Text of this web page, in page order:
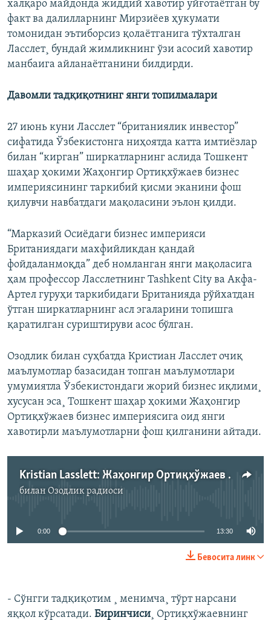
халқаро майдонда жиддий хавотир уйғотаëтган бу
факт ва далилларнинг Мирзиëев ҳукумати
томонидан эътиборсиз қолаëтганига тўхталган
Ласслет¸ бундай жимликнинг ўзи асосий хавотир
манбаига айланаëтганини билдирди.
Давомли тадқиқотнинг янги топилмалари
27 июнь куни Ласслет “британиялик инвестор”
сифатида Ўзбекистонга ниҳоятда катта имтиëзлар
билан “кирган” ширкатларнинг аслида Тошкент
шаҳар ҳокими Жаҳонгир Ортиқхўжаев бизнес
империясининг таркибий қисми эканини фош
қилувчи навбатдаги мақоласини эълон қилди.
“Марказий Осиëдаги бизнес империяси
Британиядаги махфийликдан қандай
фойдаланмоқда” деб номланган янги мақоласига
ҳам профессор Ласслетнинг Tashkent City ва Акфа-
Артел гуруҳи таркибидаги Британияда рўйхатдан
ўтган ширкатларнинг асл эгаларини топишга
қаратилган суриштируви асос бўлган.
Озодлик билан суҳбатда Кристиан Ласслет очиқ
маълумотлар базасидан топган маълумотлари
умумиятла Ўзбекистондаги жорий бизнес иқлими¸
хусусан эса¸ Тошкент шаҳар ҳокими Жаҳонгир
Ортиқхўжаев бизнес империясига оид янги
хавотирли маълумотларни фош қилганини айтади.
Kristian Lasslett: Жаҳонгир Ортиқхўжаев бизнес империяси халқаро пул ювишда айбланган шахсларга алоқадор!
билан Озодлик радиоси
Айни дамда медиа-манба мавжуд эмас
0:00 13:30
Бевосита линк
- Сўнгги тадқиқотим ¸ менимча¸ тўрт нарсани
яққол кўрсатади. Биринчиси¸ Ортиқхўжаевнинг